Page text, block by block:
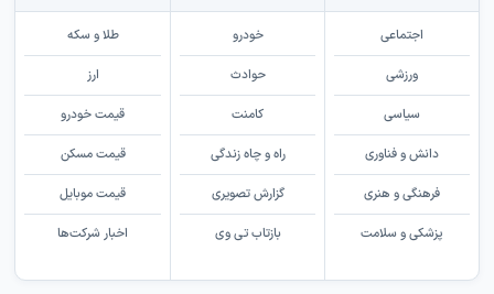
اجتماعی
ورزشی
سیاسی
دانش و فناوری
فرهنگی و هنری
پزشکی و سلامت
خودرو
حوادث
کامنت
راه و چاه زندگی
گزارش تصویری
بازتاب تی وی
طلا و سکه
ارز
قیمت خودرو
قیمت مسکن
قیمت موبایل
اخبار شرکت‌ها